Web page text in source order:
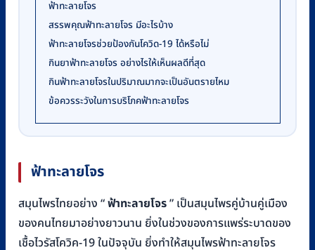
ฟ้าทะลายโจร
สรรพคุณฟ้าทะลายโจร มีอะไรบ้าง
ฟ้าทะลายโจรช่วยป้องกันโควิด-19 ได้หรือไม่
กินยาฟ้าทะลายโจร อย่างไรให้เห็นผลดีที่สุด
กินฟ้าทะลายโจรในปริมาณมากจะเป็นอันตรายไหม
ข้อควรระวังในการบริโภคฟ้าทะลายโจร
ฟ้าทะลายโจร
สมุนไพรไทยอย่าง “ฟ้าทะลายโจร” เป็นสมุนไพรคู่บ้านคู่เมือง
ของคนไทยมาอย่างยาวนาน ยิ่งในช่วงของการแพร่ระบาดของ
เชื้อไวรัสโควิค-19 ในปัจจุบัน ยิ่งทำให้สมุนไพรฟ้าทะลายโจร